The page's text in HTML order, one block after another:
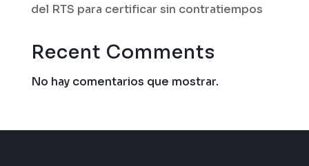
del RTS para certificar sin contratiempos
Recent Comments
No hay comentarios que mostrar.